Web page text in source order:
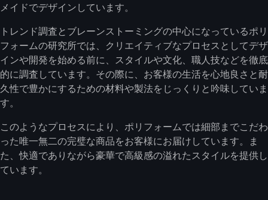
メイドでデザインしています。
トレンド調査とブレーンストーミングの中心になっているポリ
フォームの研究所では、クリエイティブなプロセスとしてデザ
インや開発を始める前に、スタイルや文化、職人技などを徹底
的に調査しています。その際に、お客様の生活を心地良さと耐
久性で豊かにするための材料や製法をじっくりと吟味していま
す。
このようなプロセスにより、ポリフォームでは細部までこだわ
った唯一無二の完璧な商品をお客様にお届けしています。ま
た、快適でありながら豪華で高級感の溢れたスタイルを提供し
ています。